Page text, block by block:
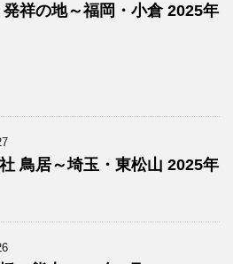
祥の地～福岡・小倉 2025年
鳥居～埼玉・東松山 2025年